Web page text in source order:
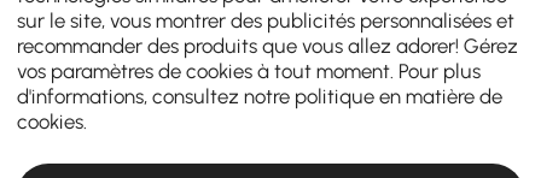
sur le site, vous montrer des publicités personnalisées et
recommander des produits que vous allez adorer! Gérez
vos paramètres de cookies à tout moment. Pour plus
d'informations, consultez notre politique en matière de
cookies